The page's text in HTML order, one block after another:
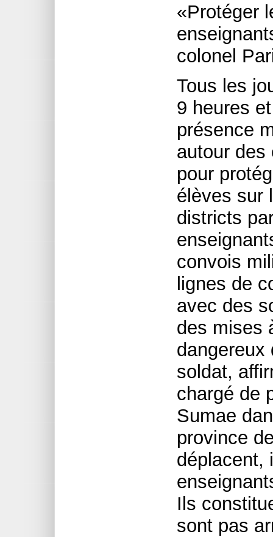
«Protéger
colonel
Tous les
9 heures
présence
autour des
pour
élèves sur
districts
convois
lignes de
avec des
des mises
dangereux
soldat,
chargé de
Sumae
province
déplacent,
Ils
sont pas